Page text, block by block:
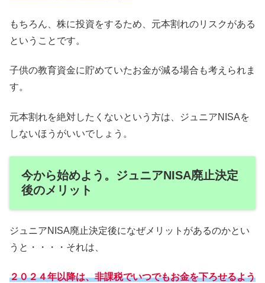
もちろん、株に投資をするため、元本割れのリスクがある
ということです。
子供の教育資金に貯めていたお金が減る場合も考えられま
す。
元本割れを絶対したくないという方は、ジュニアNISAを
しないほうがいいでしょう。
今から始めよう。ジュニアNISA廃止決定
後のメリット
ジュニアNISA廃止決定後になぜメリットがあるのかとい
うと・・・・それは、
２０２４年以降は、非課税でいつでもお金を下ろせるよう